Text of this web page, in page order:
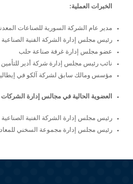
الخبرات العملية:
مدير عام الشركة السورية للصناعات
رئيس مجلس إدارة الشركة الفنية الصناعية
عضو مجلس إدارة غرفة صناعة حلب
نائب رئيس مجلس إدارة شركة أدير للتأمين
مؤسس ومالك سابق لشركة آلكو في
العضوية الحالية في مجالس إدارة الشركات
رئيس مجلس إدارة الشركة الفنية الصناعية
رئيس مجلس إدارة مجموعة السخني